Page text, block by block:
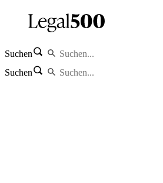
Suchen
Suchen